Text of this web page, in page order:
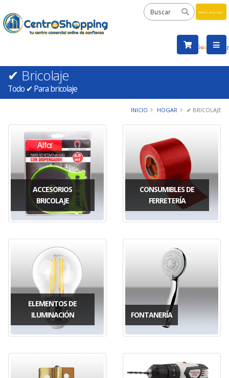
by
✔ Bricolaje
Todo ✔ Para bricolaje
INICIO HOGAR ✔ BRICOLAJE
ACCESORIOS
BRICOLAJE
CONSUMIBLES DE
FERRETERÍA
ELEMENTOS DE
ILUMINACIÓN
FONTANERÍA